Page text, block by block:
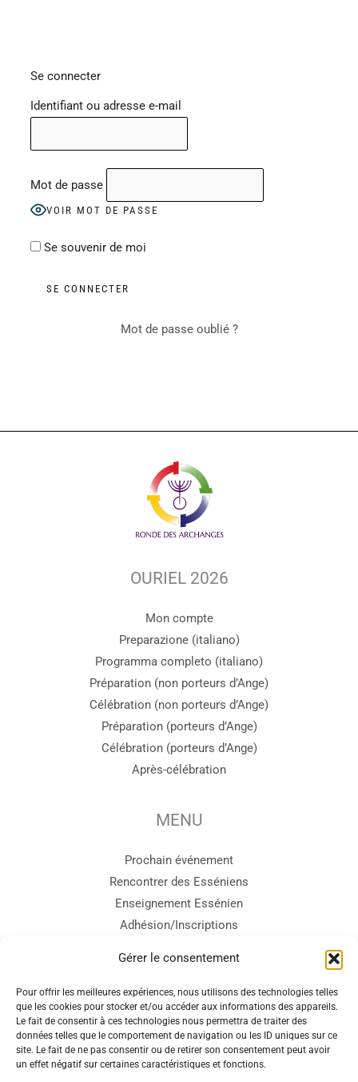
Gérer le consentement
Pour offrir les meilleures expériences, nous utilisons des technologies telles
que les cookies pour stocker et/ou accéder aux informations des appareils.
Le fait de consentir à ces technologies nous permettra de traiter des
données telles que le comportement de navigation ou les ID uniques sur ce
site. Le fait de ne pas consentir ou de retirer son consentement peut avoir
un effet négatif sur certaines caractéristiques et fonctions.
Se connecter
Identifiant ou adresse e-mail
Mot de passe
VOIR MOT DE PASSE
Se souvenir de moi
Mot de passe oublié ?
OURIEL 2026
Mon compte
Preparazione (italiano)
Programma completo (italiano)
Préparation (non porteurs d’Ange)
Célébration (non porteurs d’Ange)
Préparation (porteurs d’Ange)
Célébration (porteurs d’Ange)
Après-célébration
MENU
Prochain événement
Rencontrer des Esséniens
Enseignement Essénien
Adhésion/Inscriptions
sites amis
Ecole Essénienne